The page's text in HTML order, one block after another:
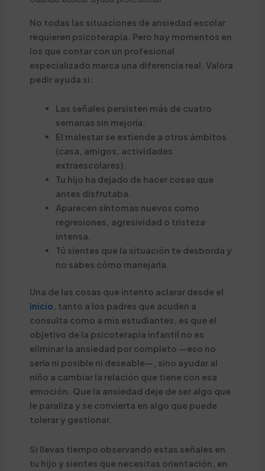
No todas las situaciones de ansiedad escolar
requieren psicoterapia. Pero hay momentos en
los que contar con un profesional
especializado marca una diferencia real. Valora
pedir ayuda si:
Las señales persisten más de cuatro
semanas sin mejoría.
El malestar se extiende a otros ámbitos
(casa, amigos, actividades
extraescolares).
Tu hijo ha dejado de hacer cosas que
antes disfrutaba.
Aparecen síntomas nuevos como
regresiones, agresividad o tristeza
intensa.
Tú sientes que la situación te desborda y
no sabes cómo manejarla.
Una de las cosas que intento aclarar desde el
inicio , tanto a los padres que acuden a
consulta como a mis estudiantes, es que el
objetivo de la psicoterapia infantil no es
eliminar la ansiedad por completo —eso no
sería ni posible ni deseable—, sino ayudar al
niño a cambiar la relación que tiene con esa
emoción. Que la ansiedad deje de ser algo que
le paraliza y se convierta en algo que puede
tolerar y gestionar.
Si llevas tiempo observando estas señales en
tu hijo y sientes que necesitas orientación, en